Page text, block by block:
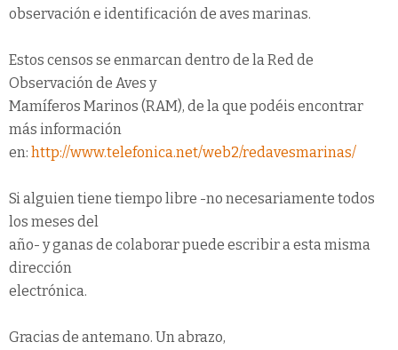
observación e identificación de aves marinas.
Estos censos se enmarcan dentro de la Red de
Observación de Aves y
Mamíferos Marinos (RAM), de la que podéis encontrar
más información
en: http://www.telefonica.net/web2/redavesmarinas/
Si alguien tiene tiempo libre -no necesariamente todos
los meses del
año- y ganas de colaborar puede escribir a esta misma
dirección
electrónica.
Gracias de antemano. Un abrazo,